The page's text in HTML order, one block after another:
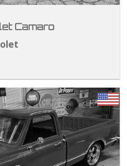
Camaro